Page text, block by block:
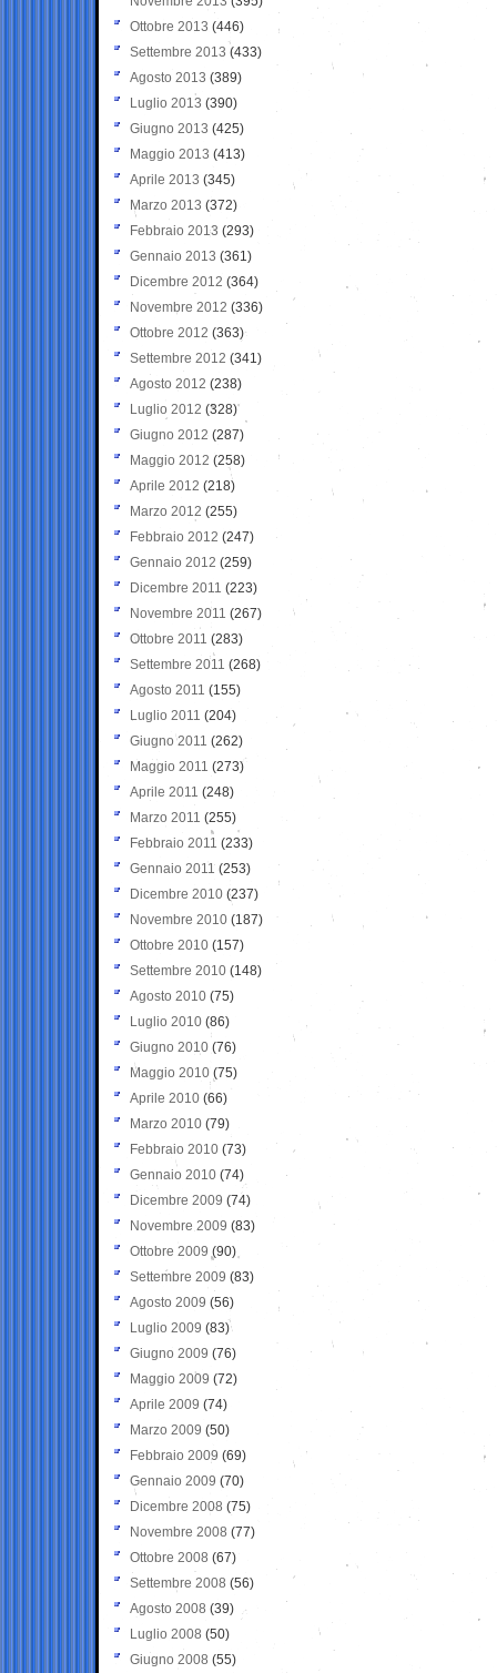
Ottobre 2013 (446)
Settembre 2013 (433)
Agosto 2013 (389)
Luglio 2013 (390)
Giugno 2013 (425)
Maggio 2013 (413)
Aprile 2013 (345)
Marzo 2013 (372)
Febbraio 2013 (293)
Gennaio 2013 (361)
Dicembre 2012 (364)
Novembre 2012 (336)
Ottobre 2012 (363)
Settembre 2012 (341)
Agosto 2012 (238)
Luglio 2012 (328)
Giugno 2012 (287)
Maggio 2012 (258)
Aprile 2012 (218)
Marzo 2012 (255)
Febbraio 2012 (247)
Gennaio 2012 (259)
Dicembre 2011 (223)
Novembre 2011 (267)
Ottobre 2011 (283)
Settembre 2011 (268)
Agosto 2011 (155)
Luglio 2011 (204)
Giugno 2011 (262)
Maggio 2011 (273)
Aprile 2011 (248)
Marzo 2011 (255)
Febbraio 2011 (233)
Gennaio 2011 (253)
Dicembre 2010 (237)
Novembre 2010 (187)
Ottobre 2010 (157)
Settembre 2010 (148)
Agosto 2010 (75)
Luglio 2010 (86)
Giugno 2010 (76)
Maggio 2010 (75)
Aprile 2010 (66)
Marzo 2010 (79)
Febbraio 2010 (73)
Gennaio 2010 (74)
Dicembre 2009 (74)
Novembre 2009 (83)
Ottobre 2009 (90)
Settembre 2009 (83)
Agosto 2009 (56)
Luglio 2009 (83)
Giugno 2009 (76)
Maggio 2009 (72)
Aprile 2009 (74)
Marzo 2009 (50)
Febbraio 2009 (69)
Gennaio 2009 (70)
Dicembre 2008 (75)
Novembre 2008 (77)
Ottobre 2008 (67)
Settembre 2008 (56)
Agosto 2008 (39)
Luglio 2008 (50)
Giugno 2008 (55)